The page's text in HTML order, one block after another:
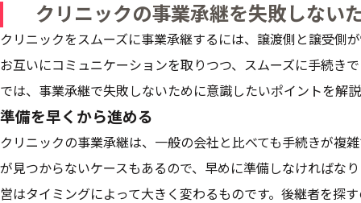
クリニックの事業承継を失敗しない
クリニックをスムーズに事業承継するには、譲渡側と譲受側
お互いにコミュニケーションを取りつつ、スムーズに手続き
では、事業承継で失敗しないために意識したいポイントを解
準備を早くから進める
クリニックの事業承継は、一般の会社と比べても手続きが複
が見つからないケースもあるので、早めに準備しなければな
営はタイミングによって大きく変わるものです。後継者を探